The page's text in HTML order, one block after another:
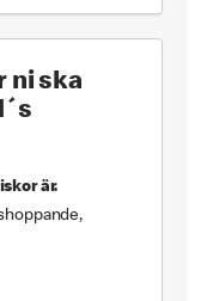
ni ska
är.